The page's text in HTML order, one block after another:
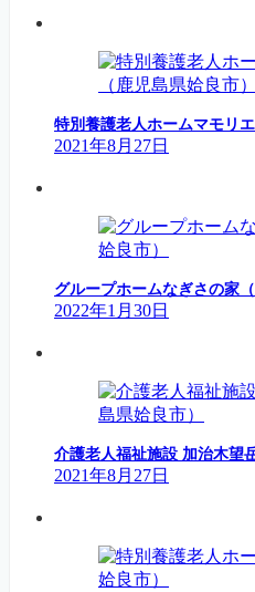
特別養護老人ホームマモリ
2021年8月27日
グループホームなぎさの家
2022年1月30日
介護老人福祉施設 加治木望
2021年8月27日